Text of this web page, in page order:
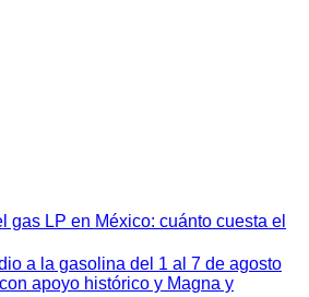
gas LP en México: cuánto cuesta el
a la gasolina del 1 al 7 de agosto
apoyo histórico y Magna y